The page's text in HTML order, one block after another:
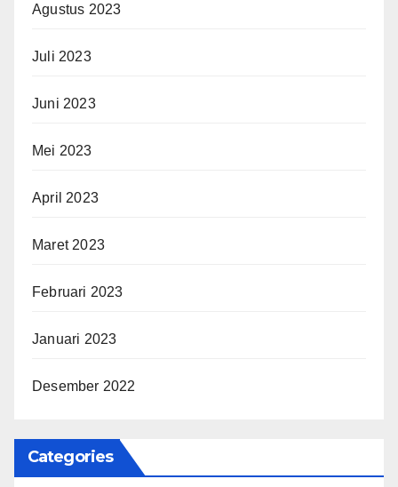
Agustus 2023
Juli 2023
Juni 2023
Mei 2023
April 2023
Maret 2023
Februari 2023
Januari 2023
Desember 2022
Categories